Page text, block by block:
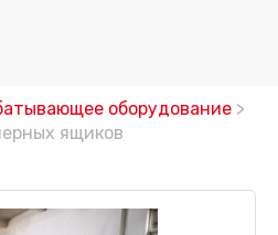
оборудование >
ящиков